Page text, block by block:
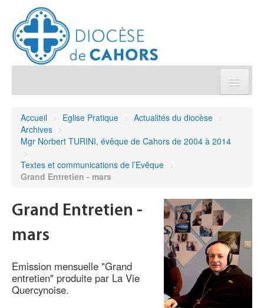
Démarches et sacrements
Sanctuaires & Pélerinages
Agenda diocésain
Je donne
Annuaire/Contact
Accueil > Eglise Pratique > Actualités du diocèse >
Archives >
Mgr Norbert TURINI, évêque de Cahors de 2004 à 2014
>
Textes et communications de l’Evêque >
Grand Entretien - mars
Grand Entretien -
mars
Emission mensuelle "Grand
entretien" produite par La Vie
Quercynoise.